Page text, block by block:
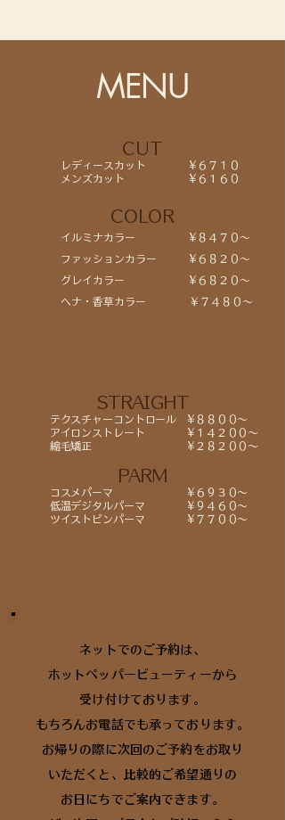
MENU
CUT
レディースカット ¥６７１０
メンズカット ¥６１６０
COLOR
イルミナカラー ¥８４７０～
ファッションカラー ¥６８２０～
グレイカラー ¥６８２０～
​ ヘナ・香草カラー ￥７４８０～
STRAIGHT
テクスチャーコントロール ¥８８００～
アイロンストレート ¥１４２００～
縮毛矯正 ¥２８２００～
PARM
コスメパーマ ¥６９３０～
低温デジタルパーマ ¥９４６０～
ツイストピンパーマ ¥７７００～
ネットでのご予約は、
ホットペッパービューティーから
受け付けております。
​もちろんお電話でも承っております。
お帰りの際に次回のご予約をお取り
いただくと、比較的ご希望通りの
お日にちでご案内できます。